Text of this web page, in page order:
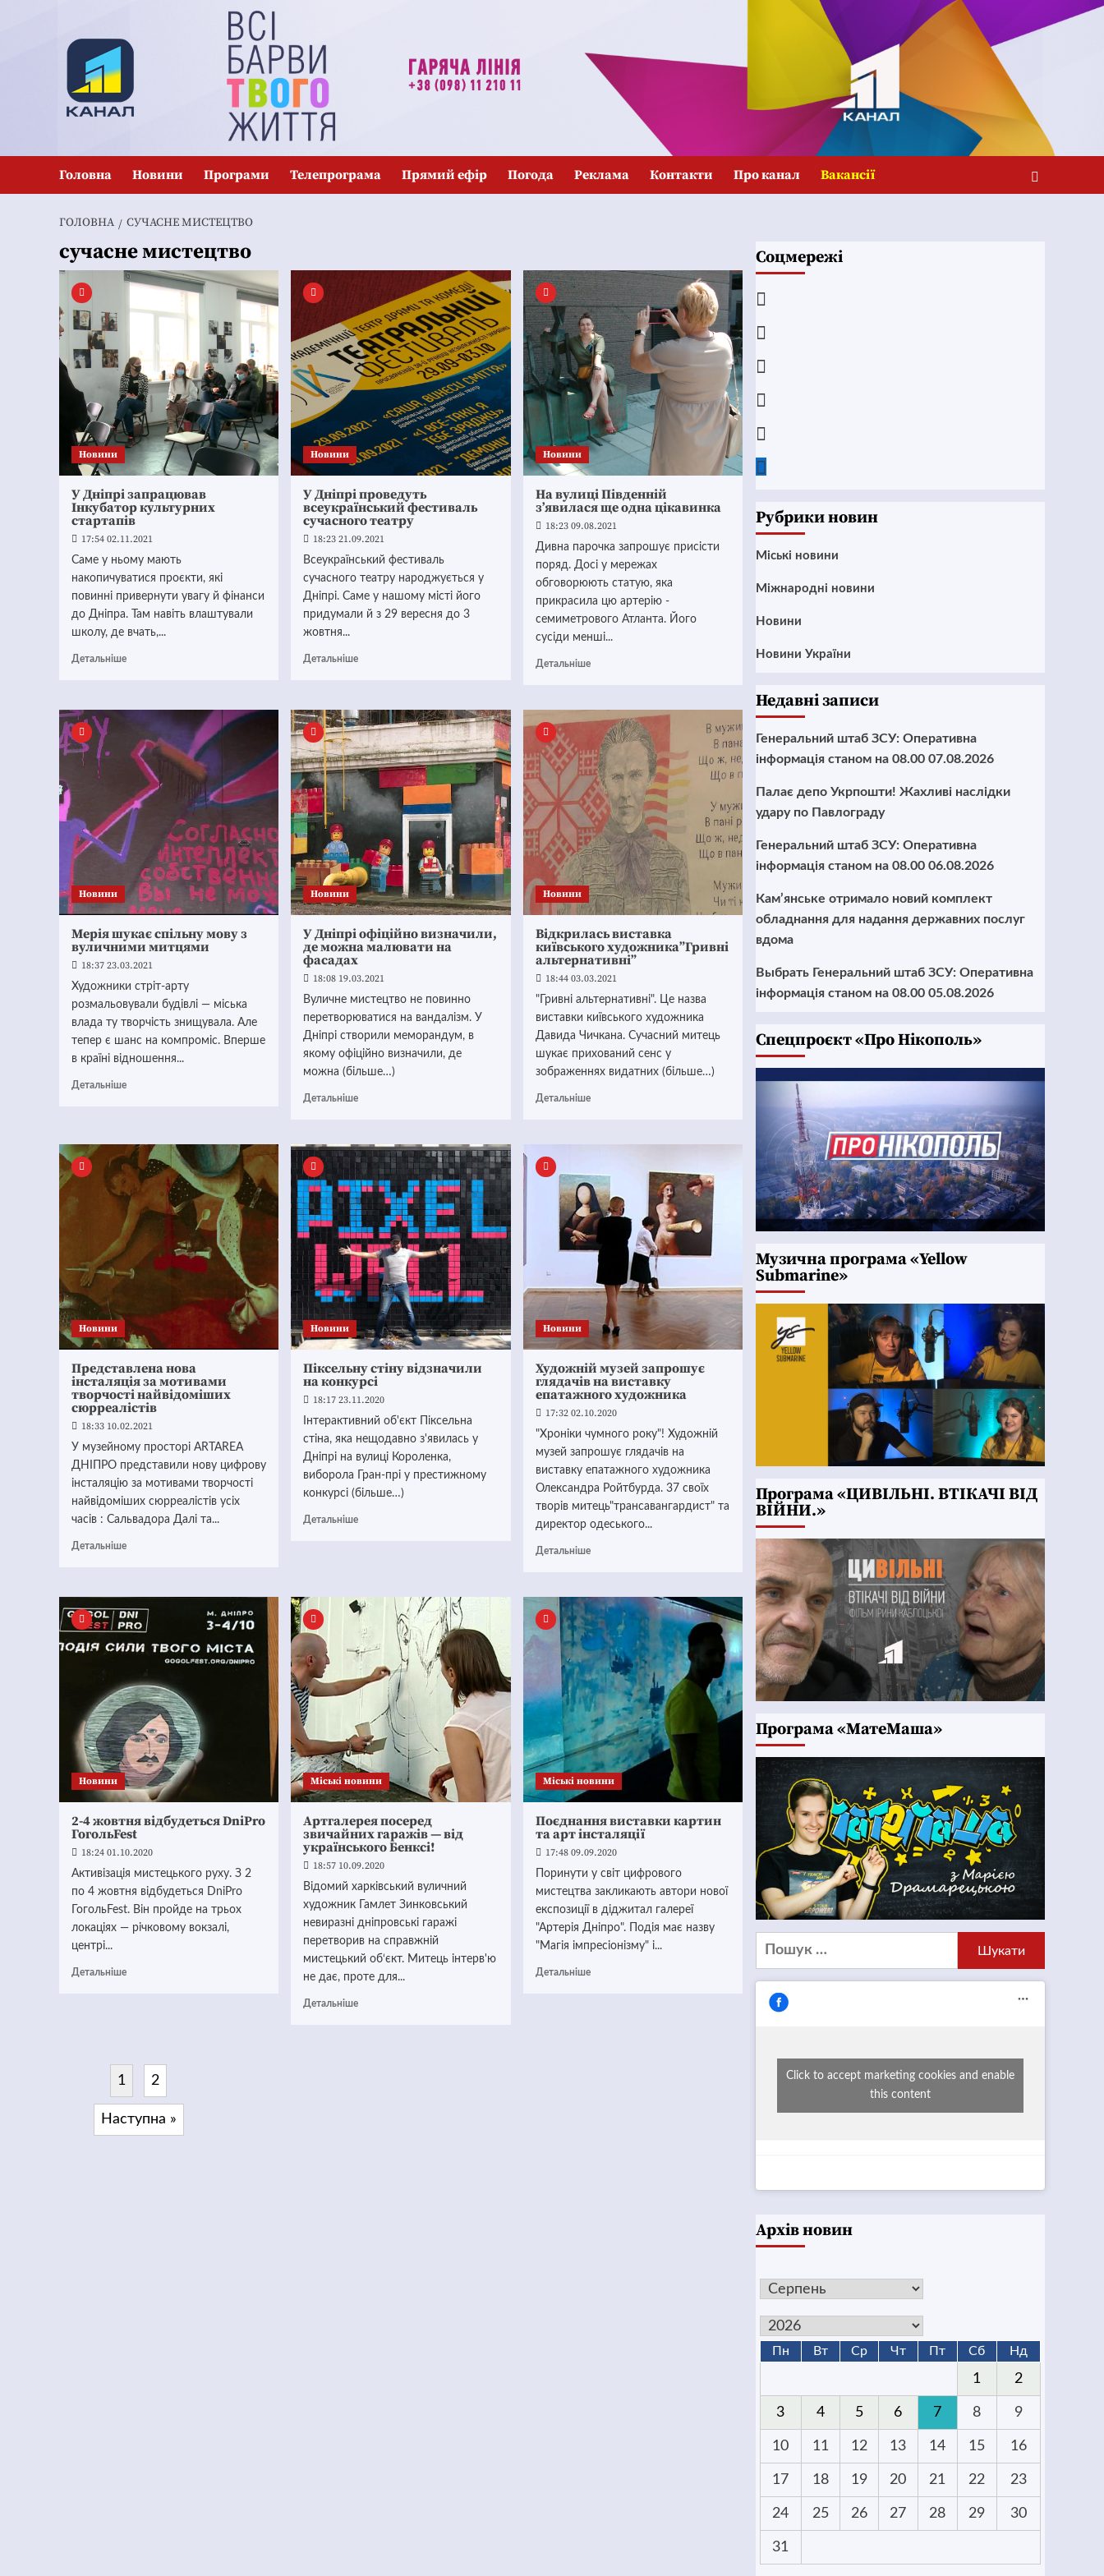
Головна Новини Програми Телепрограма Прямий ефір Погода Реклама Контакти Про канал Вакансії
ГОЛОВНА СУЧАСНЕ МИСТЕЦТВО
сучасне мистецтво
Новини
У Дніпрі запрацював
Інкубатор культурних
стартапів
17:54 02.11.2021
Саме у ньому мають
накопичуватися проєкти, які
повинні привернути увагу й фінанси
до Дніпра. Там навіть влаштували
школу, де вчать,...
Детальніше
Новини
У Дніпрі проведуть
всеукраїнський фестиваль
сучасного театру
18:23 21.09.2021
Всеукраїнський фестиваль
сучасного театру народжується у
Дніпрі. Саме у нашому місті його
придумали й з 29 вересня до 3
жовтня...
Детальніше
Новини
На вулиці Південній
з’явилася ще одна цікавинка
18:23 09.08.2021
Дивна парочка запрошує присісти
поряд. Досі у мережах
обговорюють статую, яка
прикрасила цю артерію -
семиметрового Атланта. Його
сусіди менші...
Детальніше
Новини
Мерія шукає спільну мову з
вуличними митцями
18:37 23.03.2021
Художники стріт-арту
розмальовували будівлі — міська
влада ту творчість знищувала. Але
тепер є шанс на компроміс. Вперше
в країні відношення...
Детальніше
Новини
У Дніпрі офіційно визначили,
де можна малювати на
фасадах
18:08 19.03.2021
Вуличне мистецтво не повинно
перетворюватися на вандалізм. У
Дніпрі створили меморандум, в
якому офіційно визначили, де
можна (більше…)
Детальніше
Новини
Відкрилась виставка
київського художника”Гривні
альтернативні”
18:44 03.03.2021
"Гривні альтернативні". Це назва
виставки київського художника
Давида Чичкана. Сучасний митець
шукає прихований сенс у
зображеннях видатних (більше…)
Детальніше
Новини
Представлена нова
інсталяція за мотивами
творчості найвідоміших
сюрреалістів
18:33 10.02.2021
У музейному просторі ARTAREA
ДНІПРО представили нову цифрову
інсталяцію за мотивами творчості
найвідоміших сюрреалістів усіх
часів : Сальвадора Далі та...
Детальніше
Новини
Піксельну стіну відзначили
на конкурсі
18:17 23.11.2020
Інтерактивний об'єкт Піксельна
стіна, яка нещодавно з'явилась у
Дніпрі на вулиці Короленка,
виборола Гран-прі у престижному
конкурсі (більше…)
Детальніше
Новини
Художній музей запрошує
глядачів на виставку
епатажного художника
17:32 02.10.2020
"Хроніки чумного року"! Художній
музей запрошує глядачів на
виставку епатажного художника
Олександра Ройтбурда. 37 своїх
творів митець"трансавангардист" та
директор одеського...
Детальніше
Новини
2-4 жовтня відбудеться DniPro
ГогольFest
18:24 01.10.2020
Активізація мистецького руху. З 2
по 4 жовтня відбудеться DniPro
ГогольFest. Він пройде на трьох
локаціях — річковому вокзалі,
центрі...
Детальніше
Mіські новини
Артгалерея посеред
звичайних гаражів — від
українського Бенксі!
18:57 10.09.2020
Відомий харківський вуличний
художник Гамлет Зинковський
невиразні дніпровські гаражі
перетворив на справжній
мистецький об‘єкт. Митець інтерв'ю
не дає, проте для...
Детальніше
Mіські новини
Поєднання виставки картин
та арт інсталяції
17:48 09.09.2020
Поринути у світ цифрового
мистецтва закликають автори нової
експозиції в діджитал галереї
"Артерія Дніпро". Подія має назву
"Магія імпресіонізму" і...
Детальніше
1 2
Наступна »
Соцмережі
Рубрики новин
Mіські новини
Міжнародні новини
Новини
Новини України
Недавні записи
Генеральний штаб ЗСУ: Оперативна
інформація станом на 08.00 07.08.2026
Палає депо Укрпошти! Жахливі наслідки
удару по Павлограду
Генеральний штаб ЗСУ: Оперативна
інформація станом на 08.00 06.08.2026
Кам’янське отримало новий комплект
обладнання для надання державних послуг
вдома
Выбрать Генеральний штаб ЗСУ: Оперативна
інформація станом на 08.00 05.08.2026
Cпецпроєкт «Про Нікополь»
Музична програма «Yellow
Submarine»
Програма «ЦИВІЛЬНІ. ВТІКАЧІ ВІД
ВІЙНИ.»
Програма «МатеМаша»
Пошук:
Click to accept marketing cookies and enable
this content
Архів новин
Пн Вт Ср Чт Пт Сб Нд
1 2
3 4 5 6 7 8 9
10 11 12 13 14 15 16
17 18 19 20 21 22 23
24 25 26 27 28 29 30
31